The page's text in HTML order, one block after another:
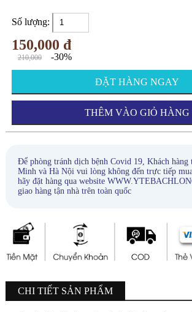
Số lượng:
150,000 đ
210,000 -30%
ĐẶT HÀNG NGAY
THÊM VÀO GIỎ HÀNG
Để phòng tránh dịch bệnh Covid 19, Khách hàng
Minh và Hà Nội vui lòng không đến trực tiếp
hãy đặt hàng qua website
giao hàng tận nhà trên toàn quốc
CHI TIẾT SẢN PHẨM